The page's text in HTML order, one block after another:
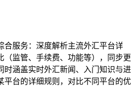
合服务：深度解析主流外汇平台详
（监管、手续费、功能等），同步更
时涵盖实时外汇新闻、入门知识与进
平台的详细规则，对比不同平台的优